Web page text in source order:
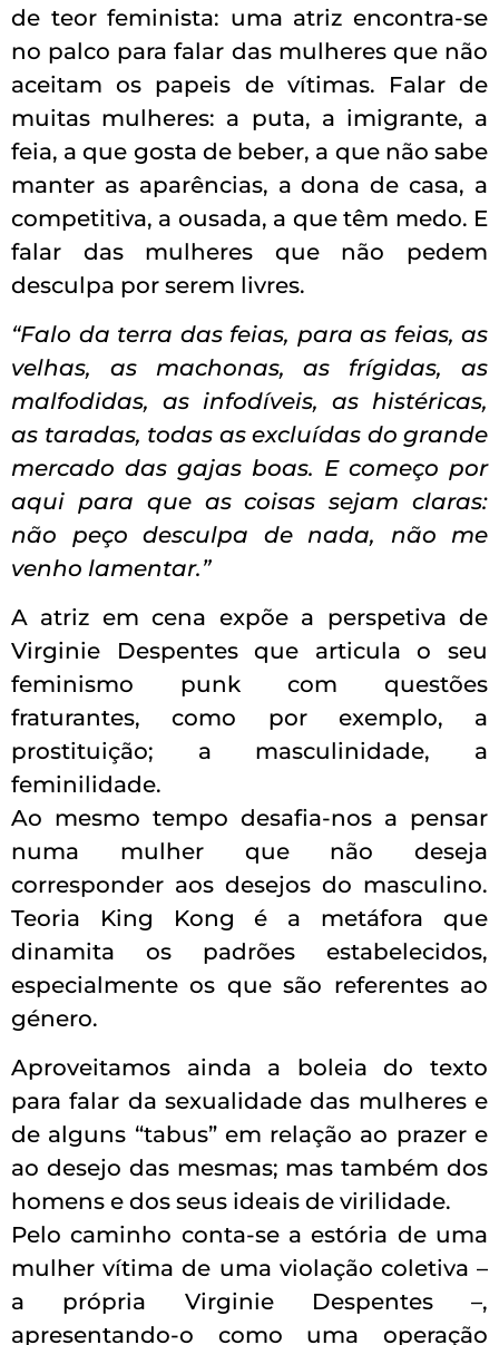
de teor feminista: uma atriz encontra-se
no palco para falar das mulheres que não
aceitam os papeis de vítimas. Falar de
muitas mulheres: a puta, a imigrante, a
feia, a que gosta de beber, a que não sabe
manter as aparências, a dona de casa, a
competitiva, a ousada, a que têm medo. E
falar das mulheres que não pedem
desculpa por serem livres.
“Falo da terra das feias, para as feias, as
velhas, as machonas, as frígidas, as
malfodidas, as infodíveis, as histéricas,
as taradas, todas as excluídas do grande
mercado das gajas boas. E começo por
aqui para que as coisas sejam claras:
não peço desculpa de nada, não me
venho lamentar.”
A atriz em cena expõe a perspetiva de
Virginie Despentes que articula o seu
feminismo punk com questões
fraturantes, como por exemplo, a
prostituição; a masculinidade, a
feminilidade.
Ao mesmo tempo desafia-nos a pensar
numa mulher que não deseja
corresponder aos desejos do masculino.
Teoria King Kong é a metáfora que
dinamita os padrões estabelecidos,
especialmente os que são referentes ao
género.
Aproveitamos ainda a boleia do texto
para falar da sexualidade das mulheres e
de alguns “tabus” em relação ao prazer e
ao desejo das mesmas; mas também dos
homens e dos seus ideais de virilidade.
Pelo caminho conta-se a estória de uma
mulher vítima de uma violação coletiva –
a própria Virginie Despentes –,
apresentando-o como uma operação